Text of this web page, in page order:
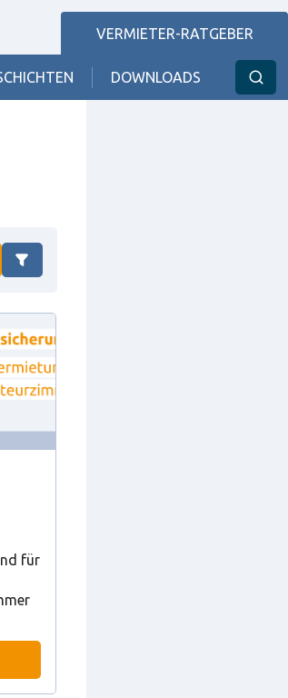
VERMIETER-RATGEBER
DOWNLOADS
für